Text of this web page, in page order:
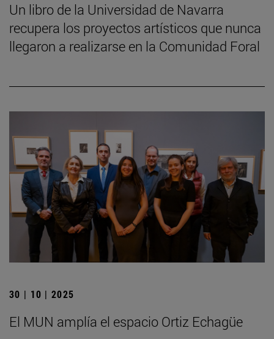
Un libro de la Universidad de Navarra
recupera los proyectos artísticos que nunca
llegaron a realizarse en la Comunidad Foral
30 | 10 | 2025
El MUN amplía el espacio Ortiz Echagüe